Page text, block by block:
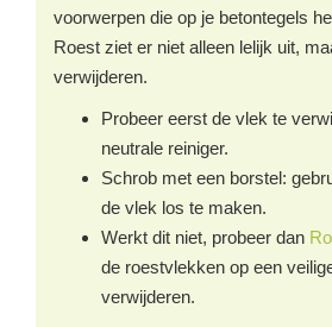
voorwerpen die op je betontegels
Roest ziet er niet alleen lelijk uit,
verwijderen.
Probeer eerst de vlek te
neutrale reiniger.
Schrob met een borstel:
de vlek los te maken.
Werkt dit niet, probeer dan
de roestvlekken op een
verwijderen.